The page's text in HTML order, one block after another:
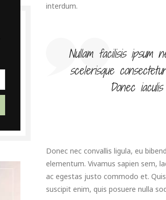
interdum.
Nullam facilisis ipsum
scelerisque
Donec
Donec nec convallis ligula, eu
elementum. Vivamus sapien sem,
ac egestas justo commodo et.
suscipit enim, quis posuere nulla